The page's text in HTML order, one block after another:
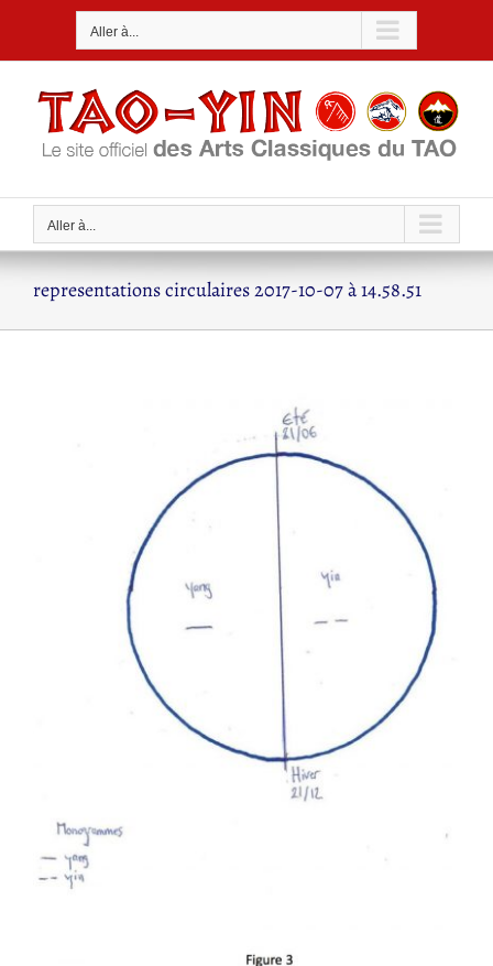
Aller à...
Aller à...
representations circulaires 2017-10-07 à 14.58.51